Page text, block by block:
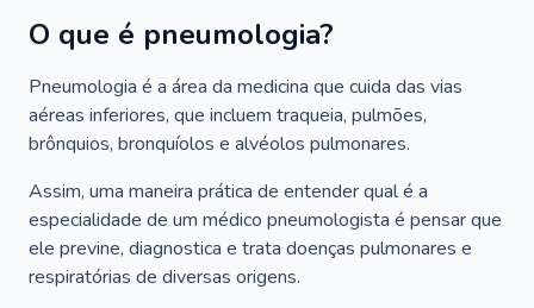
O que é pneumologia?
Pneumologia é a área da medicina que cuida das vias
aéreas inferiores, que incluem traqueia, pulmões,
brônquios, bronquíolos e alvéolos pulmonares.
Assim, uma maneira prática de entender qual é a
especialidade de um médico pneumologista é pensar que
ele previne, diagnostica e trata doenças pulmonares e
respiratórias de diversas origens.